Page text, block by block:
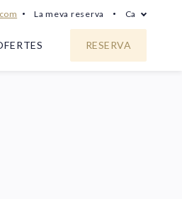
La meva reserva Ca
RESERVA